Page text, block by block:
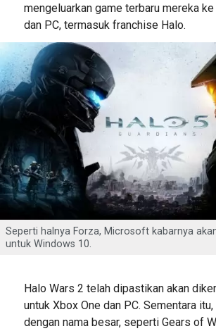
mengeluarkan game terbaru mereka
dan PC, termasuk franchise Halo.
Seperti halnya Forza, Microsoft kabarnya
untuk Windows 10.
Halo Wars 2 telah dipastikan akan
untuk Xbox One dan PC. Sementara
dengan nama besar, seperti Gears of